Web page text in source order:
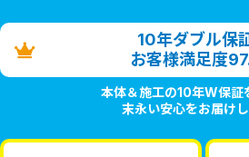
10年ダブル保
お客様満足度
本体＆施工の10年W保証
末永い安心をお届けし